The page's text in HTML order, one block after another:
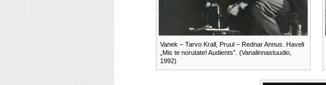
Vanek – Tarvo Krall, Pruul – Rednar Annus. Haveli
„Mis te norutate! Audients”. (Vanalinnastuudio,
1992)